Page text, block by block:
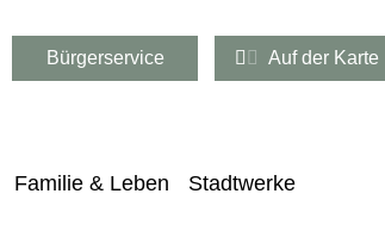
Bürgerservice Auf der Karte
Familie & Leben Stadtwerke